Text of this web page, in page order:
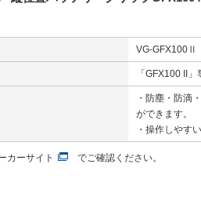
VG-GFX100Ⅱ
「GFX100 II」
・防塵・防滴
ができます。
・操作しやす
カーサイト でご確認ください。